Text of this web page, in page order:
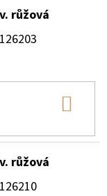
růžová
růžová